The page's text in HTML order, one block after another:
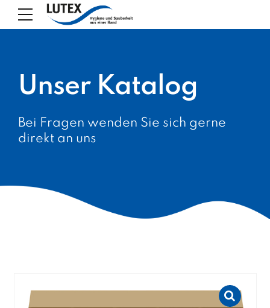
Unser Katalog
Bei Fragen wenden Sie sich gerne
direkt an uns